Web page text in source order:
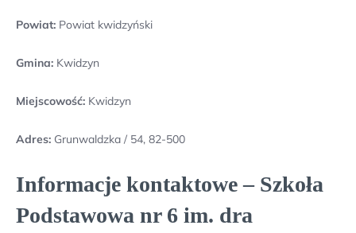
Powiat: Powiat kwidzyński
Gmina: Kwidzyn
Miejscowość: Kwidzyn
Adres: Grunwaldzka / 54, 82-500
Informacje kontaktowe – Szkoła
Podstawowa nr 6 im. dra